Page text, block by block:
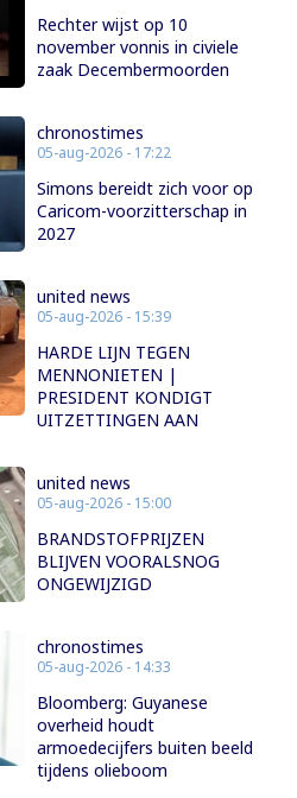
Rechter wijst op 10
november vonnis in civiele
zaak Decembermoorden
chronostimes
05-aug-2026 - 17:22
Simons bereidt zich voor op
Caricom-voorzitterschap in
2027
united news
05-aug-2026 - 15:39
HARDE LIJN TEGEN
MENNONIETEN |
PRESIDENT KONDIGT
UITZETTINGEN AAN
united news
05-aug-2026 - 15:00
BRANDSTOFPRIJZEN
BLIJVEN VOORALSNOG
ONGEWIJZIGD
chronostimes
05-aug-2026 - 14:33
Bloomberg: Guyanese
overheid houdt
armoedecijfers buiten beeld
tijdens olieboom